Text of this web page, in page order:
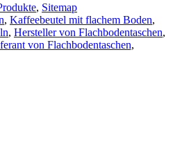
, Sitemap
, Kaffeebeutel mit flachem Boden,
, Hersteller von Flachbodentaschen,
von Flachbodentaschen,